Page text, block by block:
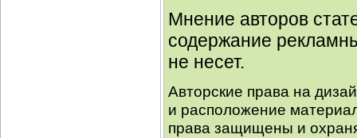
Мнение авторов
содержание
не несет.
Авторские права на
и расположение
права защищены и